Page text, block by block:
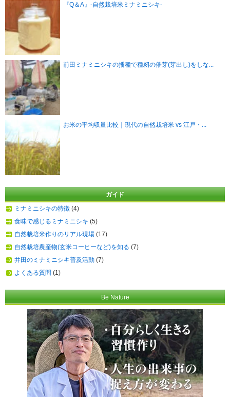
『Q＆A』-自然栽培米ミナミニシキ-
前田ミナミニシキの播種で種籾の催芽(芽出し)をしな...
お米の平均収量比較｜現代の自然栽培米 vs 江戸・...
ガイド
ミナミニシキの特徴 (4)
食味で感じるミナミニシキ (5)
自然栽培米作りのリアル現場 (17)
自然栽培農産物(玄米コーヒーなど)を知る (7)
井田のミナミニシキ普及活動 (7)
よくある質問 (1)
Be Nature